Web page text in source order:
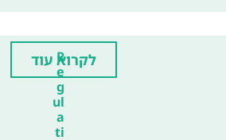
R
e
g
ul
a
ti
לקרוא עוד